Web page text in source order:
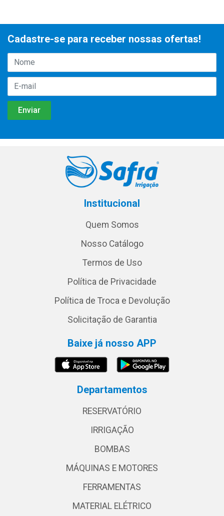
Cadastre-se para receber nossas ofertas!
Institucional
Quem Somos
Nosso Catálogo
Termos de Uso
Política de Privacidade
Política de Troca e Devolução
Solicitação de Garantia
Baixe já nosso APP
Departamentos
RESERVATÓRIO
IRRIGAÇÃO
BOMBAS
MÁQUINAS E MOTORES
FERRAMENTAS
MATERIAL ELÉTRICO